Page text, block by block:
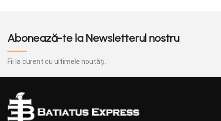
Abonează-te la Newsletterul nostru
Fii la curent cu ultimele noutăți.